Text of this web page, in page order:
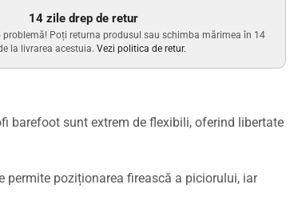
14 zile drep de retur
problemă! Poți returna produsul sau schimba mărimea în 14
la livrarea acestuia. Vezi politica de retur.
barefoot sunt extrem de flexibili, oferind libertate
poziționarea firească a piciorului, iar